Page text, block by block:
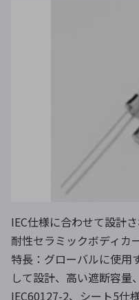
IEC仕様に合わせて設計
耐性セラミックボディカ
特長：グローバルに使用
して設計、高い遮断容量
IEC60127-2、シート5仕